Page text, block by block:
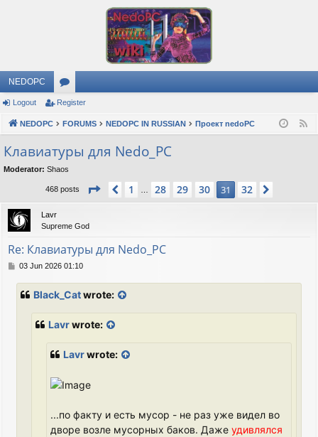
NEDOPC
or
u
s
Logout Register
NEDOPC FORUMS NEDOPC IN RUSSIAN Проект nedoPC
Клавиатуры для Nedo_PC
Moderator: Shaos
468 posts Page 31 of 32
Previous
1 28 29 30 31 32
Lavr
Supreme God
Re: Клавиатуры для Nedo_PC
P03 Jun 2026 01:10
Black_Catwrote:
Lavrwrote:
Lavrwrote:
...по факту и есть мусор - не раз уже видел во
дворе возле мусорных баков. Даже удивлялся